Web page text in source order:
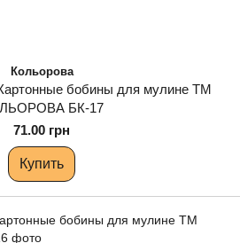
Кольорова
бобины для мулине ТМ
БК-17
71.00 грн
Купить